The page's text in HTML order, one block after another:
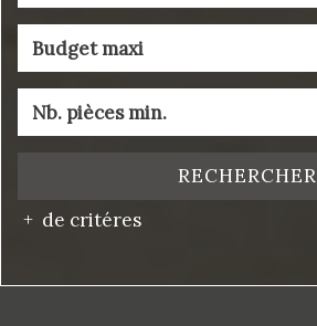
RECHERCHER
de critéres